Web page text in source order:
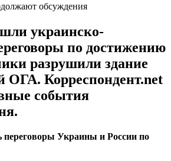
обсуждения
украинско-
по достижению
разрушили здание
ОГА. Корреспондент.net
события
переговоры Украины и России по